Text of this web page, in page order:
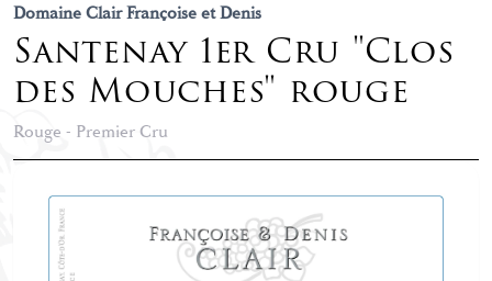
Domaine Clair Françoise et Denis
Santenay 1er Cru "Clos
des Mouches" rouge
Rouge - Premier Cru